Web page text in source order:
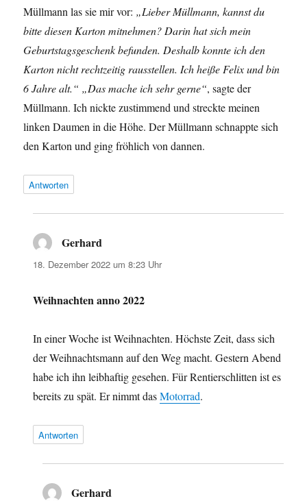
Müllmann las sie mir vor: „Lieber Müllmann, kannst du
bitte diesen Karton mitnehmen? Darin hat sich mein
Geburtstagsgeschenk befunden. Deshalb konnte ich den
Karton nicht rechtzeitig rausstellen. Ich heiße Felix und bin
6 Jahre alt.“ „Das mache ich sehr gerne“, sagte der
Müllmann. Ich nickte zustimmend und streckte meinen
linken Daumen in die Höhe. Der Müllmann schnappte sich
den Karton und ging fröhlich von dannen.
Antworten
Gerhard
18. Dezember 2022 um 8:23 Uhr
Weihnachten anno 2022
In einer Woche ist Weihnachten. Höchste Zeit, dass sich
der Weihnachtsmann auf den Weg macht. Gestern Abend
habe ich ihn leibhaftig gesehen. Für Rentierschlitten ist es
bereits zu spät. Er nimmt dasMotorrad.
Antworten
Gerhard